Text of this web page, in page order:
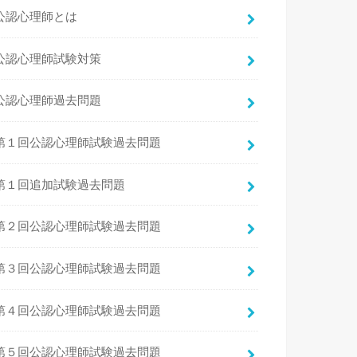
認心理師とは
認心理師試験対策
認心理師過去問題
１回公認心理師試験過去問題
１回追加試験過去問題
２回公認心理師試験過去問題
３回公認心理師試験過去問題
４回公認心理師試験過去問題
５回公認心理師試験過去問題